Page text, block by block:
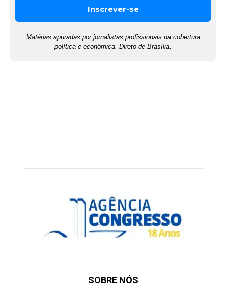
Matérias apuradas por jornalistas profissionais na cobertura
política e econômica. Direto de Brasília.
SOBRE NÓS